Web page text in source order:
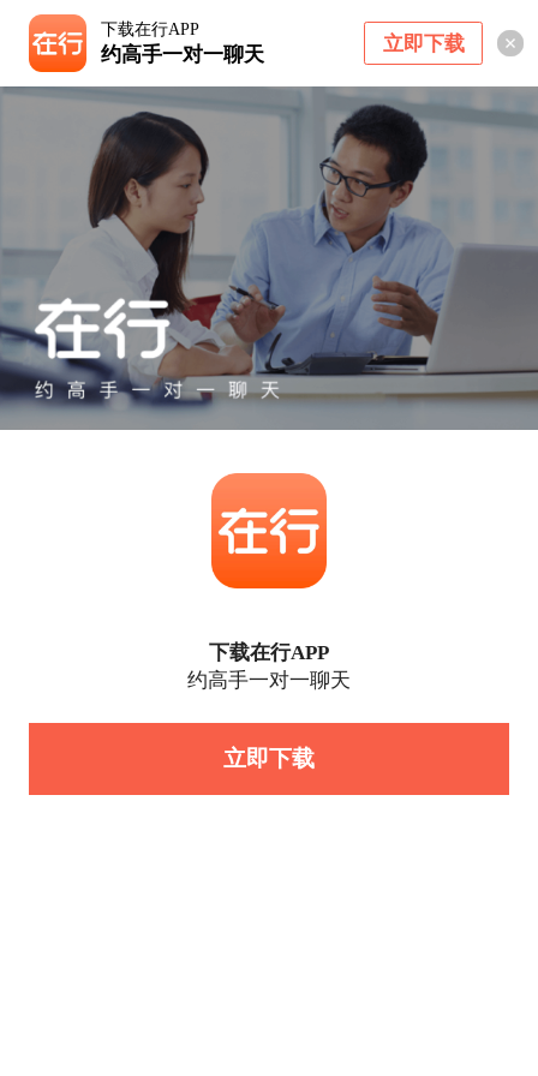
下载在行APP
约高手一对一聊天 立即下载
下载在行APP
约高手一对一聊天
立即下载